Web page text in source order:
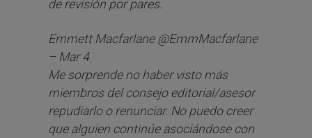
de revisión por pares.
Emmett Macfarlane @EmmMacfarlane
– Mar 4
Me sorprende no haber visto más
miembros del consejo editorial/asesor
repudiarlo o renunciar. No puedo creer
que alguien continúe asociándose con